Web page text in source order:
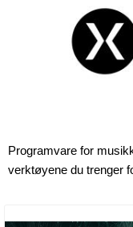
Programvare for
verktøyene du trenger